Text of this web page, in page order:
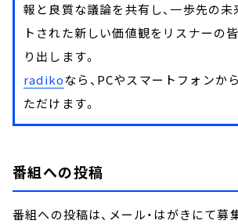
報と良質な議論を共有し、一歩先の未
トされた新しい価値観をリスナーの
り出します。
radikoなら、PCやスマートフォンか
ただけます。
番組への投稿
番組への投稿は、メール・はがきにて募